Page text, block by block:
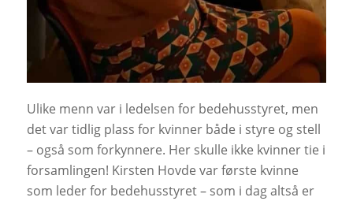
Ulike menn var i ledelsen for bedehusstyret, men
det var tidlig plass for kvinner både i styre og stell
– også som forkynnere. Her skulle ikke kvinner tie i
forsamlingen! Kirsten Hovde var første kvinne
som leder for bedehusstyret – som i dag altså er